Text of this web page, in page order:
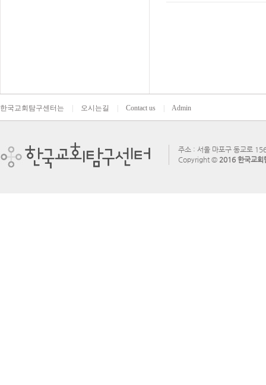
한국교회탐구센터는 오시는길 Contact us Admin
주소 : 서울 마포구 동교로
Copyright © 2016 한국교회